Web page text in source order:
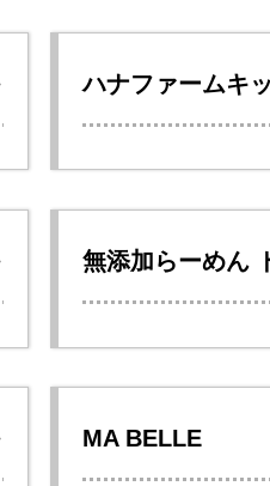
ハナファームキ
無添加らーめん
MA BELLE